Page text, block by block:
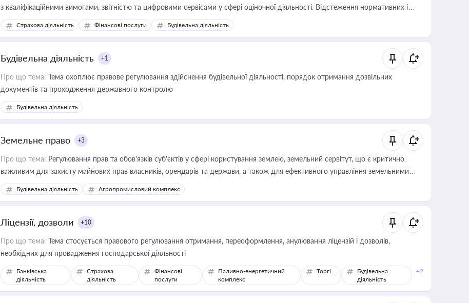
з кваліфікаційними вимогами, звітністю та цифровими сервісами у сфері оціночної діяльності. Відстеження нормативних і
медійних змін у цій сфері корисне для власника бізнесу, керівника, юриста або бухгалтера під час оподаткування,
приватизації, оренди державного майна, корпоративних угод і перевірки статусу суб'єктів оціночної діяльності
Страхова діяльність Фінансові послуги Будівельна діяльність
Будівельна діяльність +1
Про що тема: Тема охоплює правове регулювання здійснення будівельної діяльності, порядок отримання дозвільних
документів та проходження державного контролю
Будівельна діяльність
Земельне право +3
Про що тема: Регулювання прав та обов’язків суб’єктів у сфері користування землею, земельний сервітут, що є критично
важливим для захисту майнових прав власників, орендарів та держави, а також для ефективного управління земельними
ресурсами
Будівельна діяльність Агропромисловий комплекс
Ліцензії, дозволи +10
Про що тема: Тема стосується правового регулювання отримання, переоформлення, анулювання ліцензій і дозволів,
необхідних для провадження господарської діяльності
Банківська
діяльність
Страхова
діяльність
Фінансові
послуги
Паливно-енергетичний
комплекс
Торгівля
Будівельна
діяльність
+2